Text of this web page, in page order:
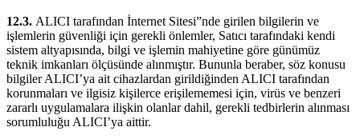
12.3. ALICI tarafından İnternet Sitesi”nde girilen bilgilerin ve
işlemlerin güvenliği için gerekli önlemler, Satıcı tarafındaki kendi
sistem altyapısında, bilgi ve işlemin mahiyetine göre günümüz
teknik imkanları ölçüsünde alınmıştır. Bununla beraber, söz konusu
bilgiler ALICI’ya ait cihazlardan girildiğinden ALICI tarafından
korunmaları ve ilgisiz kişilerce erişilememesi için, virüs ve benzeri
zararlı uygulamalara ilişkin olanlar dahil, gerekli tedbirlerin alınması
sorumluluğu ALICI’ya aittir.